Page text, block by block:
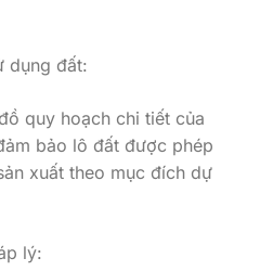
dụng đất:
quy hoạch chi tiết của
bảo lô đất được phép
xuất theo mục đích dự
lý: